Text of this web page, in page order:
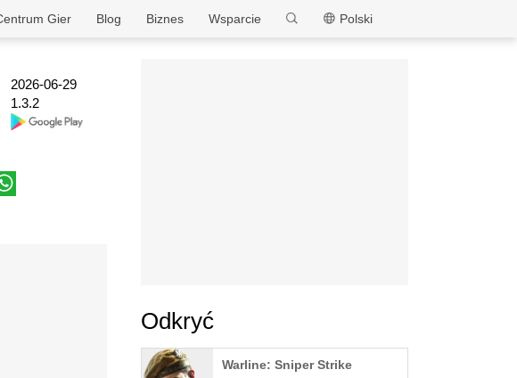
MEmu
Polski
Wsparcie
Biznes
Blog
Gier
2026-06-29
1.3.2
Odkryć
Warline: Sniper Strike